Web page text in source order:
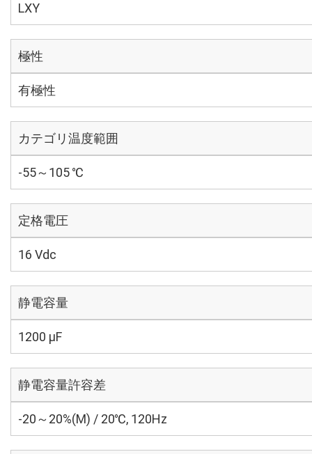
LXY
極性
有極性
カテゴリ温度範囲
-55～105 ℃
定格電圧
16 Vdc
静電容量
1200 µF
静電容量許容差
-20～20%(M) / 20℃, 120Hz